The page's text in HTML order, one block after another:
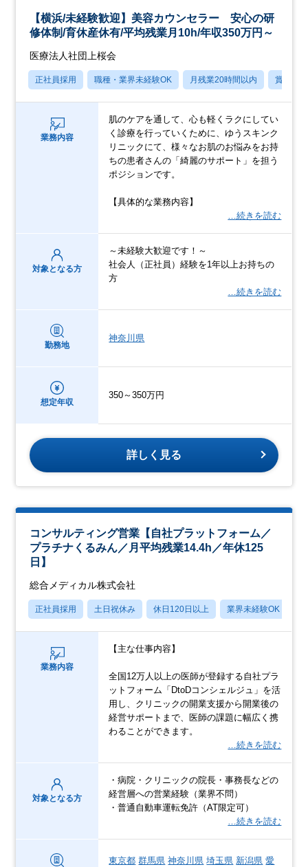
【横浜/未経験歓迎】美容カウンセラー 安心の研
修体制/育休産休有/平均残業月10h/年収350万円～
医療法人社団上桜会
正社員採用 職種・業界未経験OK 月残業20時間以内 賞与あり
業務内容
肌のケアを通して、心も軽くラクにしてい
く診療を行っていくために、ゆうスキンク
リニックにて、様々なお肌のお悩みをお持
ちの患者さんの「綺麗のサポート」を担う
ポジションです。
【具体的な業務内容】
…続きを読む
対象となる方
～未経験大歓迎です！～
社会人（正社員）経験を1年以上お持ちの
方
…続きを読む
勤務地
神奈川県
想定年収
350～350万円
詳しく見る
コンサルティング営業【自社プラットフォーム／
プラチナくるみん／月平均残業14.4h／年休125
日】
総合メディカル株式会社
正社員採用 土日祝休み 休日120日以上 業界未経験OK
業務内容
【主な仕事内容】
全国12万人以上の医師が登録する自社プラ
ットフォーム「DtoDコンシェルジュ」を活
用し、クリニックの開業支援から開業後の
経営サポートまで、医師の課題に幅広く携
わることができます。
…続きを読む
対象となる方
・病院・クリニックの院長・事務長などの
経営層への営業経験（業界不問）
・普通自動車運転免許（AT限定可）
…続きを読む
東京都 群馬県 神奈川県 埼玉県 新潟県 愛